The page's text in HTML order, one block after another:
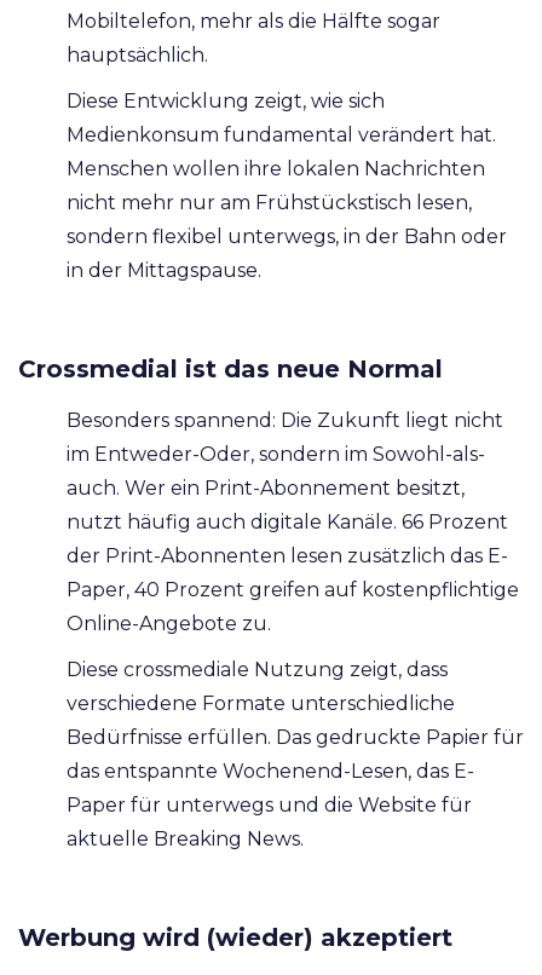
Mobiltelefon, mehr als die Hälfte sogar
hauptsächlich.
Diese Entwicklung zeigt, wie sich
Medienkonsum fundamental verändert hat.
Menschen wollen ihre lokalen Nachrichten
nicht mehr nur am Frühstückstisch lesen,
sondern flexibel unterwegs, in der Bahn oder
in der Mittagspause.
Crossmedial ist das neue Normal
Besonders spannend: Die Zukunft liegt nicht
im Entweder-Oder, sondern im Sowohl-als-
auch. Wer ein Print-Abonnement besitzt,
nutzt häufig auch digitale Kanäle. 66 Prozent
der Print-Abonnenten lesen zusätzlich das E-
Paper, 40 Prozent greifen auf kostenpflichtige
Online-Angebote zu.
Diese crossmediale Nutzung zeigt, dass
verschiedene Formate unterschiedliche
Bedürfnisse erfüllen. Das gedruckte Papier für
das entspannte Wochenend-Lesen, das E-
Paper für unterwegs und die Website für
aktuelle Breaking News.
Werbung wird (wieder) akzeptiert